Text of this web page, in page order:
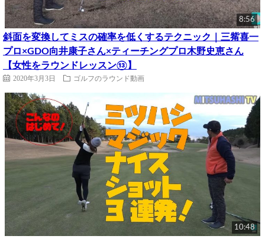
8:56
斜面を変換してミスの確率を低くするテクニック｜三觜喜一
プロ×GDO向井康子さん×ティーチングプロ木野史恵さん
【女性をラウンドレッスン⑬】
2020年3月3日 ゴルフのラウンド動画
10:48